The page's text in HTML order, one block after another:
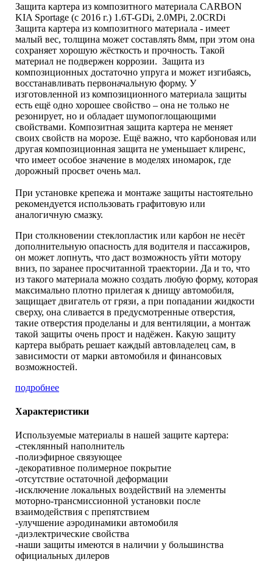
Защита картера из композитного материала CARBON
KIA Sportage (с 2016 г.) 1.6T-GDi, 2.0MPi, 2.0CRDi
Защита картера из композитного материала - имеет
малый вес, толщина может составлять 8мм, при этом она
сохраняет хорошую жёсткость и прочность. Такой
материал не подвержен коррозии. Защита из
композиционных достаточно упруга и может изгибаясь,
восстанавливать первоначальную форму. У
изготовленной из композиционного материала защиты
есть ещё одно хорошее свойство – она не только не
резонирует, но и обладает шумопоглощающими
свойствами. Композитная защита картера не меняет
своих свойств на морозе. Ещё важно, что карбоновая или
другая композиционная защита не уменьшает клиренс,
что имеет особое значение в моделях иномарок, где
дорожный просвет очень мал.
При установке крепежа и монтаже защиты настоятельно
рекомендуется использовать графитовую или
аналогичную смазку.
При столкновении стеклопластик или карбон не несёт
дополнительную опасность для водителя и пассажиров,
он может лопнуть, что даст возможность уйти мотору
вниз, по заранее просчитанной траектории. Да и то, что
из такого материала можно создать любую форму, которая
максимально плотно прилегая к днищу автомобиля,
защищает двигатель от грязи, а при попадании жидкости
сверху, она сливается в предусмотренные отверстия,
такие отверстия проделаны и для вентиляции, а монтаж
такой защиты очень прост и надёжен. Какую защиту
картера выбрать решает каждый автовладелец сам, в
зависимости от марки автомобиля и финансовых
возможностей.
подробнее
Характеристики
Используемые материалы в нашей защите картера:
-стеклянный наполнитель
-полиэфирное связующее
-декоративное полимерное покрытие
-отсутствие остаточной деформации
-исключение локальных воздействий на элементы
моторно-трансмиссионной установки после
взаимодействия с препятствием
-улучшение аэродинамики автомобиля
-диэлектрические свойства
-наши защиты имеются в наличии у большинства
официальных дилеров